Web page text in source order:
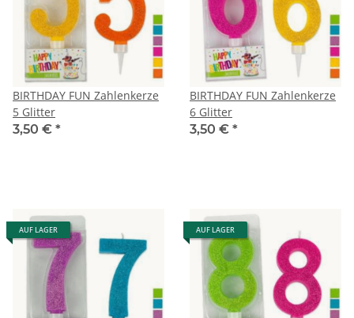
BIRTHDAY FUN Zahlenkerze
5 Glitter
3,50 € *
BIRTHDAY FUN Zahlenkerze
6 Glitter
3,50 € *
AUF LAGER AUF LAGER